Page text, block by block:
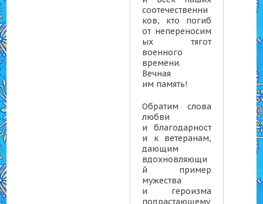
соотечественни
ков, кто погиб
от непереносим
ых тягот
военного
времени.
Вечная
им память!
Обратим слова
любви
и благодарност
и к ветеранам,
дающим
вдохновляющи
й пример
мужества
и героизма
подрастающему